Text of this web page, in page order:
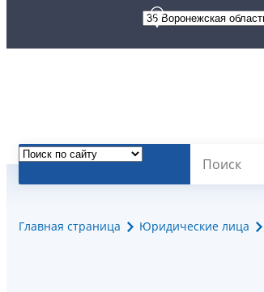
Главная страница Юридические лица